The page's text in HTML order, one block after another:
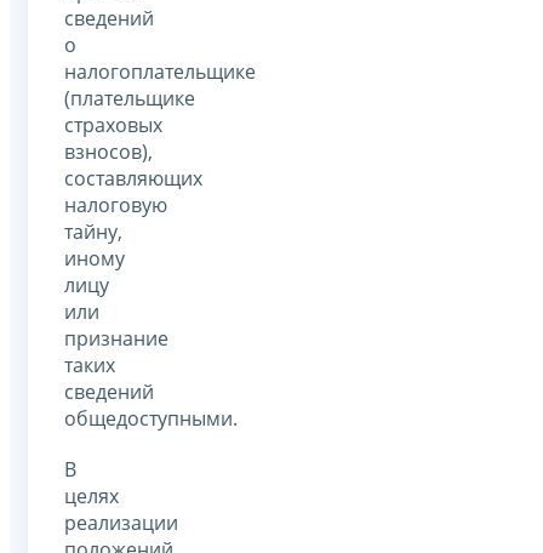
сведений
о
налогоплательщике
(плательщике
страховых
взносов),
составляющих
налоговую
тайну,
иному
лицу
или
признание
таких
сведений
общедоступными.
В
целях
реализации